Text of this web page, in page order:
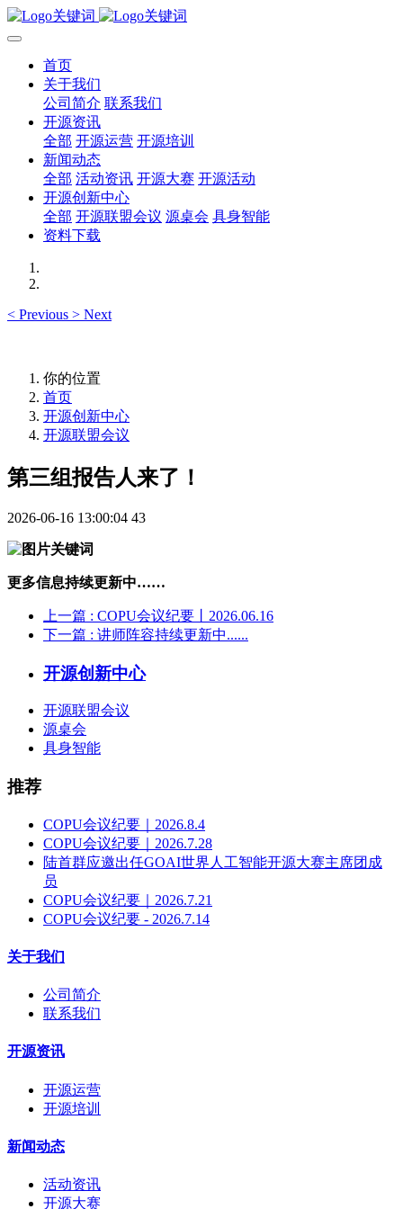
首页
关于我们
公司简介 联系我们
开源资讯
全部 开源运营 开源培训
新闻动态
全部 活动资讯 开源大赛 开源活动
开源创新中心
全部 开源联盟会议 源桌会 具身智能
资料下载
< Previous > Next
你的位置
首页
开源创新中心
开源联盟会议
第三组报告人来了！
2026-06-16 13:00:04 43
更多信息持续更新中……
上一篇 : COPU会议纪要丨2026.06.16
下一篇 : 讲师阵容持续更新中......
开源创新中心
开源联盟会议
源桌会
具身智能
推荐
COPU会议纪要｜2026.8.4
COPU会议纪要｜2026.7.28
陆首群应邀出任GOAI世界人工智能开源大赛主席团成
员
COPU会议纪要｜2026.7.21
COPU会议纪要 - 2026.7.14
关于我们
公司简介
联系我们
开源资讯
开源运营
开源培训
新闻动态
活动资讯
开源大赛